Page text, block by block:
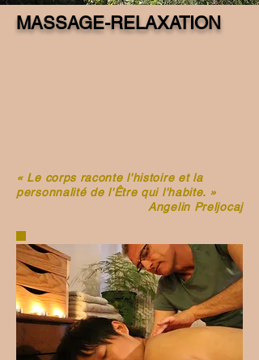
MASSAGE-RELAXATION
« Le corps raconte l'histoire et la
personnalité de l'Être qui l'habite. »
Angelin Preljocaj